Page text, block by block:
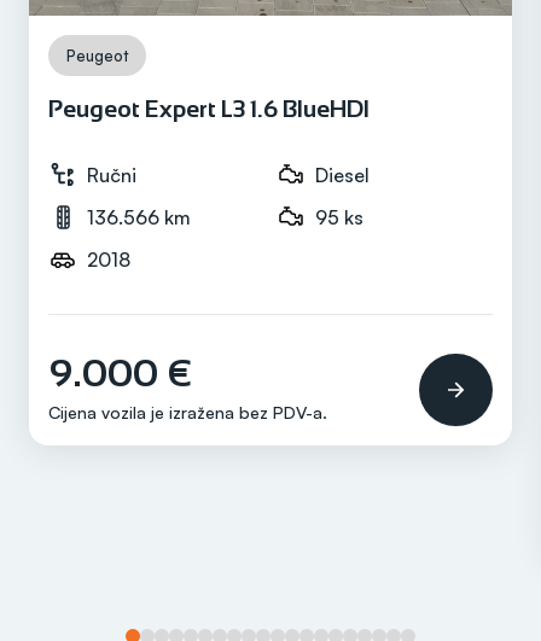
Diesel
100 ks
Ručni
Peugeot
Peugeot Expert L3 1.6 BlueHDI
Ručni
Diesel
136.566 km
95 ks
2018
9.000 €
Cijena vozila je izražena bez PDV-a.